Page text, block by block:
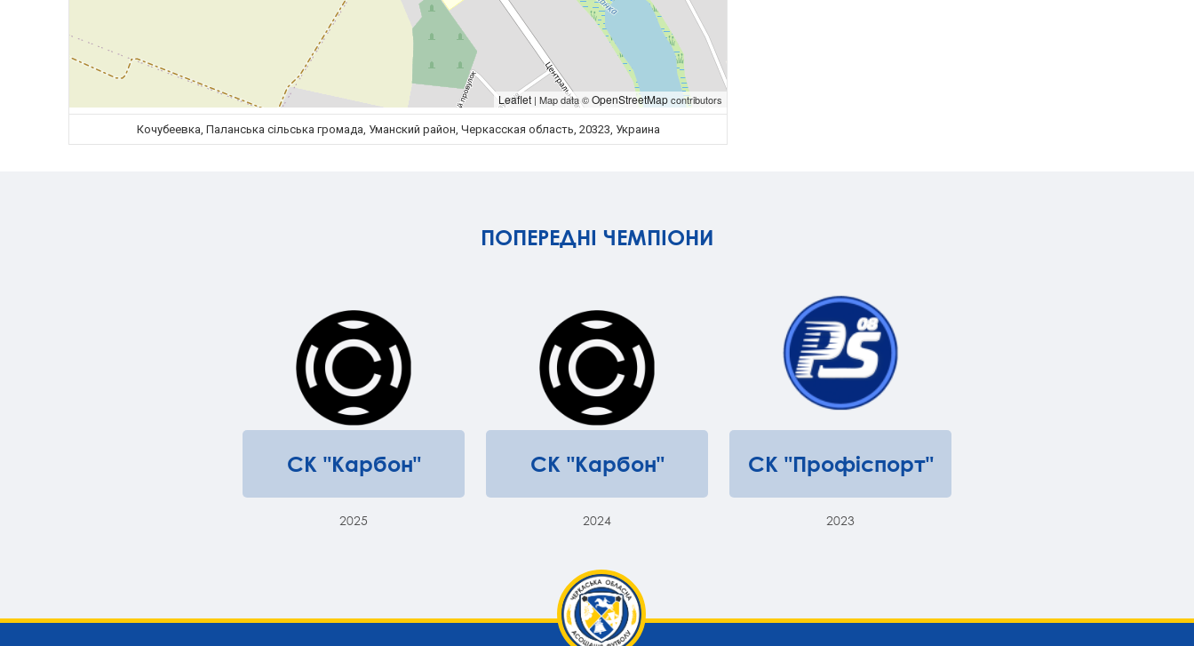
Leaflet | Map data ©OpenStreetMapcontributors
Кочубеевка, Паланська сільська громада, Уманский район, Черкасская область, 20323, Украина
ПОПЕРЕДНІ ЧЕМПІОНИ
СК "Карбон"
2025
СК "Карбон"
2024
СК "Профіспорт"
2023